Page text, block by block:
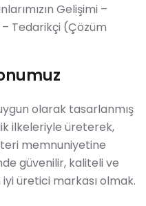
Gelişimi –
Tedarikçi (Çözüm
olarak tasarlanmış
ilkeleriyle üreterek,
memnuniyetine
güvenilir, kaliteli ve
üretici markası olmak.